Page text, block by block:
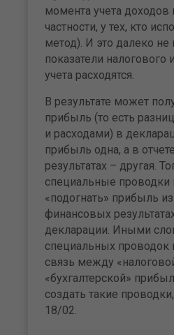
момента учета
частности, у тех, кто
метод). И это далеко не
показатели налогового
учета расходятся.
В результате может
прибыль (то есть
и расходами) в
прибыль одна, а в
результатах – другая.
специальные
«подогнать» прибыль из
финансовых
декларации. Иными
специальных проводок
связь между
«бухгалтерской»
создать такие
18/02.